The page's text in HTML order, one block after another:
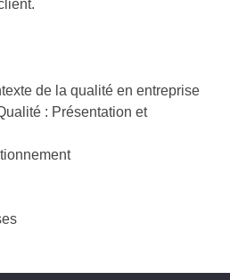
de la qualité en entreprise
: Présentation et